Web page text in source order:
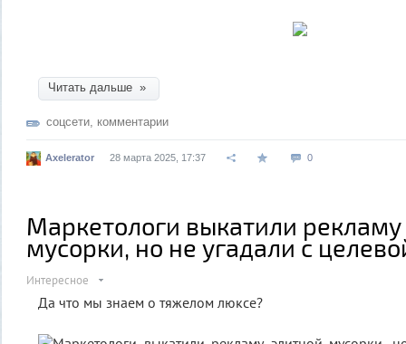
Читать дальше »
соцсети комментарии
Axelerator 28 марта 2025, 17:37 0
Маркетологи выкатили
мусорки, но не угадали с
Интересное
Да что мы знаем о тяжелом люксе?